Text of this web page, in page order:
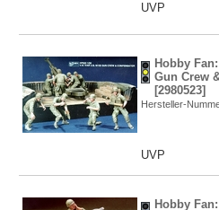
UVP
Hobby
Gun Crew
[2980523]
Hersteller-
UVP
Hobby